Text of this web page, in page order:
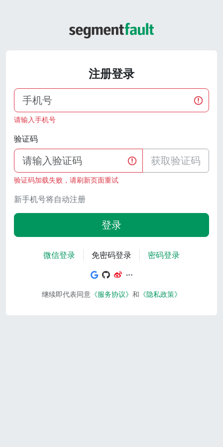
注册登录
请输入手机号
验证码
获取验证码
验证码加载失败，请刷新页面重试
新手机号将自动注册
登录
微信登录 免密码登录 密码登录
继续即代表同意 《服务协议》 和 《隐私政策》